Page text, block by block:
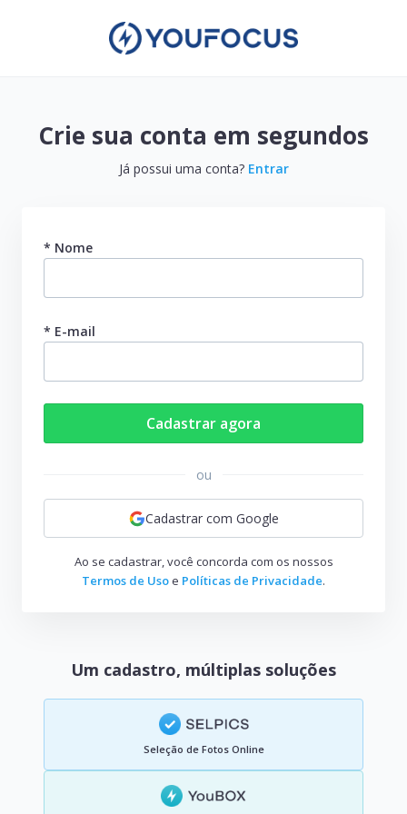
Crie sua conta em segundos
Já possui uma conta? Entrar
* Nome
* E-mail
Cadastrar agora
ou
Cadastrar com Google
Ao se cadastrar, você concorda com os nossos
Termos de Uso e Políticas de Privacidade.
Um cadastro, múltiplas soluções
Seleção de Fotos Online